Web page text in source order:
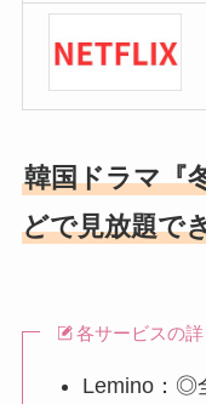
韓国ドラマ『
どで見放題で
各サービスの
Lemino：◎